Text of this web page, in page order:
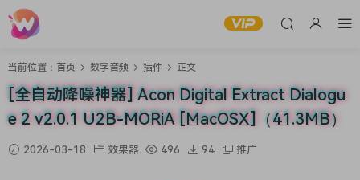
当前位置： 首页 数字音频 插件 正文
[全自动降噪神器] Acon Digital Extract Dialogu
e 2 v2.0.1 U2B-MORiA [MacOSX]（41.3MB）
2026-03-18 效果器 496 94 推广